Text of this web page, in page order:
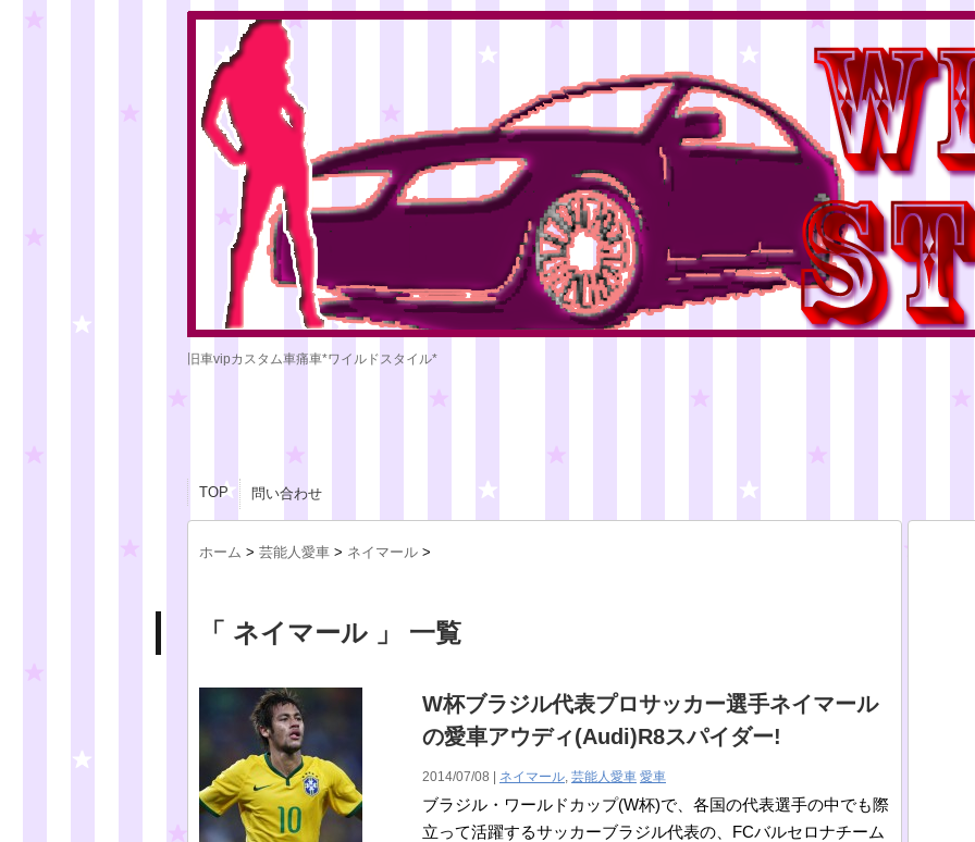
旧車vipカスタム車痛車*ワイルドスタイル*
TOP 問い合わせ
ホーム > 芸能人愛車 > ネイマール >
「 ネイマール 」 一覧
W杯ブラジル代表プロサッカー選手ネイマール
の愛車アウディ(Audi)R8スパイダー!
2014/07/08 | ネイマール, 芸能人愛車 愛車
ブラジル・ワールドカップ(W杯)で、各国の代表選手の中でも際
立って活躍するサッカーブラジル代表の、FCバルセロナチーム